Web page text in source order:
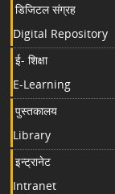
डिजिटल संग्रह
Digital Repository
ई- शिक्षा
E-Learning
पुस्तकालय
Library
इन्ट्रानेट
Intranet